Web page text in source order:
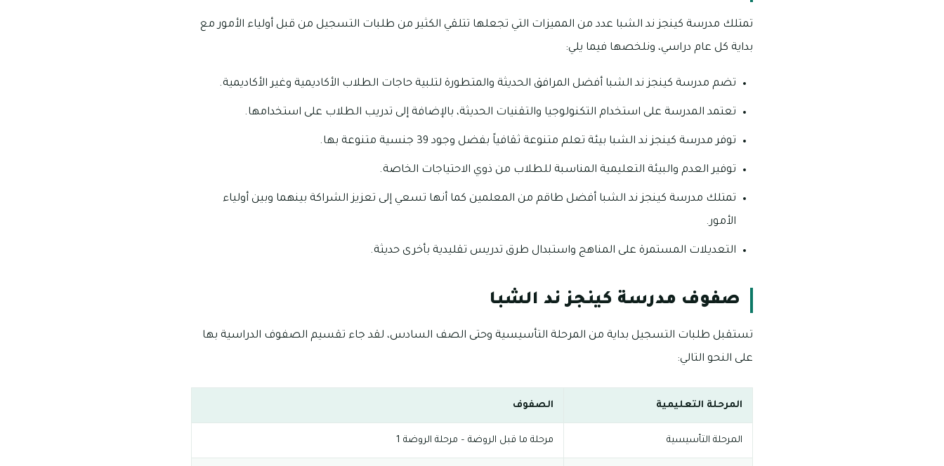
تمتلك مدرسة كينجز ند الشبا عدد من المميزات التي تجعلها تتلقي الكثير من طلبات التسجيل من قبل أولياء الأمور مع
بداية كل عام دراسي، ونلخصها فيما يلي:
تضم مدرسة كينجز ند الشبا أفضل المرافق الحديثة والمتطورة لتلبية حاجات الطلاب الأكاديمية وغير الأكاديمية.
تعتمد المدرسة على استخدام التكنولوجيا والتقنيات الحديثة، بالإضافة إلى تدريب الطلاب على استخدامها.
توفر مدرسة كينجز ند الشبا بيئة تعلم متنوعة ثقافياً بفضل وجود 39 جنسية متنوعة بها.
توفير العدم والبيئة التعليمية المناسبة للطلاب من ذوي الاحتياجات الخاصة.
تمتلك مدرسة كينجز ند الشبا أفضل طاقم من المعلمين كما أنها تسعي إلى تعزيز الشراكة بينهما وبين أولياء
الأمور.
التعديلات المستمرة على المناهج واستبدال طرق تدريس تقليدية بأخرى حديثة.
صفوف مدرسة كينجز ند الشبا
تستقبل طلبات التسجيل بداية من المرحلة التأسيسية وحتى الصف السادس، لقد جاء تقسيم الصفوف الدراسية بها
على النحو التالي:
المرحلة التعليمية الصفوف
المرحلة التأسيسية مرحلة ما قبل الروضة – مرحلة الروضة 1